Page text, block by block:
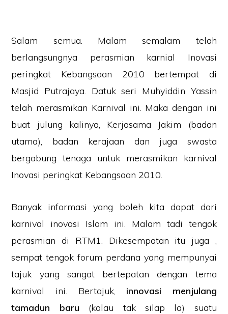
Salam semua. Malam semalam telah
berlangsungnya perasmian karnial Inovasi
peringkat Kebangsaan 2010 bertempat di
Masjid Putrajaya. Datuk seri Muhyiddin Yassin
telah merasmikan Karnival ini. Maka dengan ini
buat julung kalinya, Kerjasama Jakim (badan
utama), badan kerajaan dan juga swasta
bergabung tenaga untuk merasmikan karnival
Inovasi peringkat Kebangsaan 2010.
Banyak informasi yang boleh kita dapat dari
karnival inovasi Islam ini. Malam tadi tengok
perasmian di RTM1. Dikesempatan itu juga ,
sempat tengok forum perdana yang mempunyai
tajuk yang sangat bertepatan dengan tema
karnival ini. Bertajuk, innovasi menjulang
tamadun baru (kalau tak silap la) suatu